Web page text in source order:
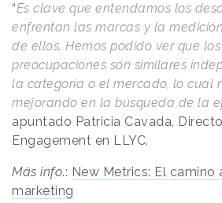
“Es clave que entendamos los
enfrentan las marcas y la
de ellos. Hemos podido ver que
preocupaciones son similares
la categoría o el mercado, lo cual
mejorando en la búsqueda de la
apuntado Patricia Cavada,
Engagement en LLYC.
Más info.: New Metrics: El camino
marketing